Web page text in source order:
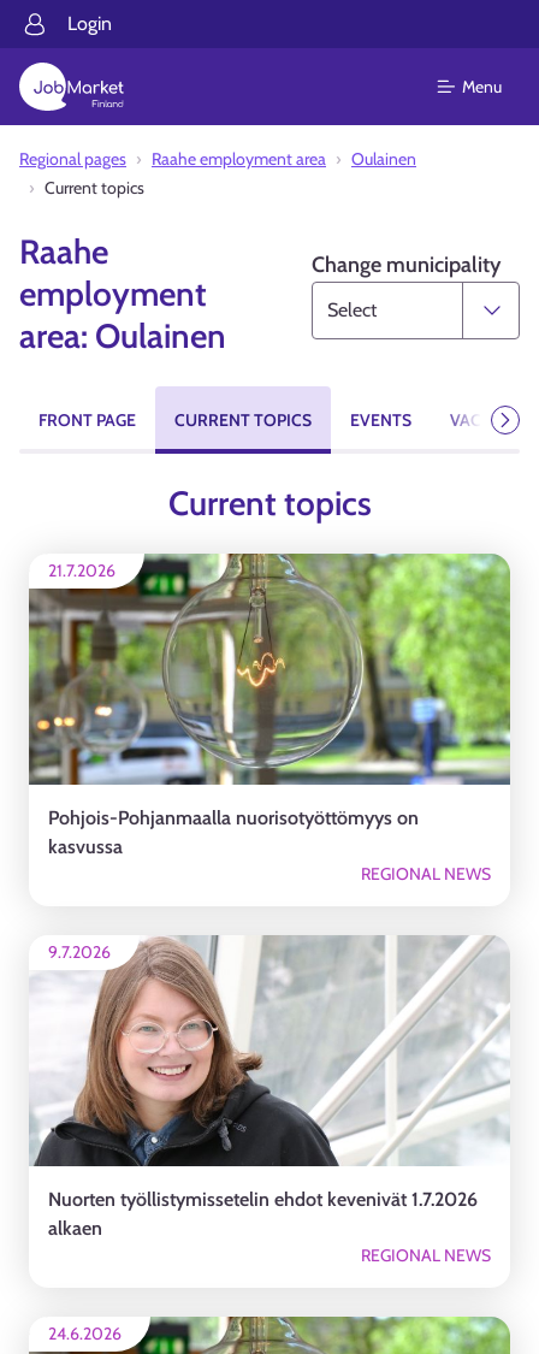
Login
Menu
Regional pages Raahe employment area
Oulainen
Current topics
Raahe
employment
area: Oulainen
Change municipality
FRONT PAGE CURRENT TOPICS EVENTS VACANCIES
Next
Current topics
21.7.2026
Pohjois-Pohjanmaalla nuorisotyöttömyys on
kasvussa
REGIONAL NEWS
9.7.2026
Nuorten työllistymissetelin ehdot kevenivät 1.7.2026
alkaen
REGIONAL NEWS
24.6.2026